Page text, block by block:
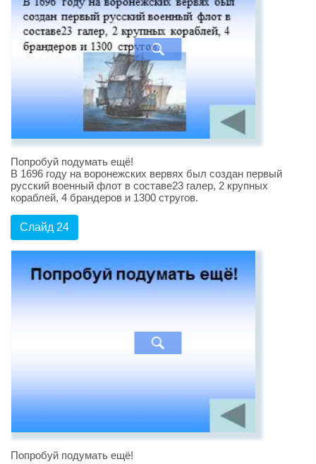
Попробуй подумать ещё!
В 1696 году на воронежских вервях был создан первый
русский военный флот в составе23 галер, 2 крупных
кораблей, 4 брандеров и 1300 стругов.
Слайд 24
Попробуй подумать ещё!